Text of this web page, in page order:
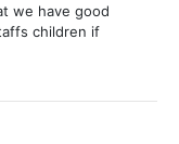
we have good
children if